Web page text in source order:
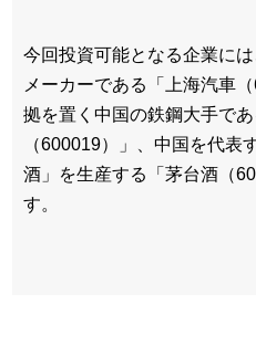
今回投資可能となる企業に
メーカーである「上海汽車
拠を置く中国の鉄鋼大手で
（600019）」、中国を代表
酒」を生産する「茅台酒（
す。